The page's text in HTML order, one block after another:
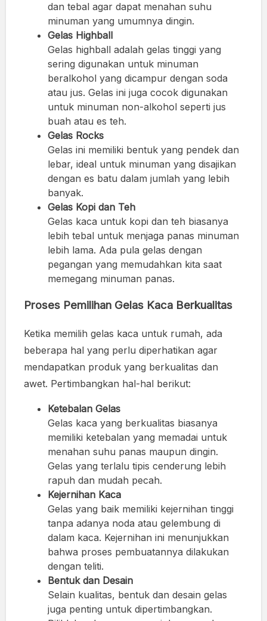
dan tebal agar dapat menahan suhu
minuman yang umumnya dingin.
Gelas Highball
Gelas highball adalah gelas tinggi yang
sering digunakan untuk minuman
beralkohol yang dicampur dengan soda
atau jus. Gelas ini juga cocok digunakan
untuk minuman non-alkohol seperti jus
buah atau es teh.
Gelas Rocks
Gelas ini memiliki bentuk yang pendek dan
lebar, ideal untuk minuman yang disajikan
dengan es batu dalam jumlah yang lebih
banyak.
Gelas Kopi dan Teh
Gelas kaca untuk kopi dan teh biasanya
lebih tebal untuk menjaga panas minuman
lebih lama. Ada pula gelas dengan
pegangan yang memudahkan kita saat
memegang minuman panas.
Proses Pemilihan Gelas Kaca Berkualitas
Ketika memilih gelas kaca untuk rumah, ada
beberapa hal yang perlu diperhatikan agar
mendapatkan produk yang berkualitas dan
awet. Pertimbangkan hal-hal berikut:
Ketebalan Gelas
Gelas kaca yang berkualitas biasanya
memiliki ketebalan yang memadai untuk
menahan suhu panas maupun dingin.
Gelas yang terlalu tipis cenderung lebih
rapuh dan mudah pecah.
Kejernihan Kaca
Gelas yang baik memiliki kejernihan tinggi
tanpa adanya noda atau gelembung di
dalam kaca. Kejernihan ini menunjukkan
bahwa proses pembuatannya dilakukan
dengan teliti.
Bentuk dan Desain
Selain kualitas, bentuk dan desain gelas
juga penting untuk dipertimbangkan.